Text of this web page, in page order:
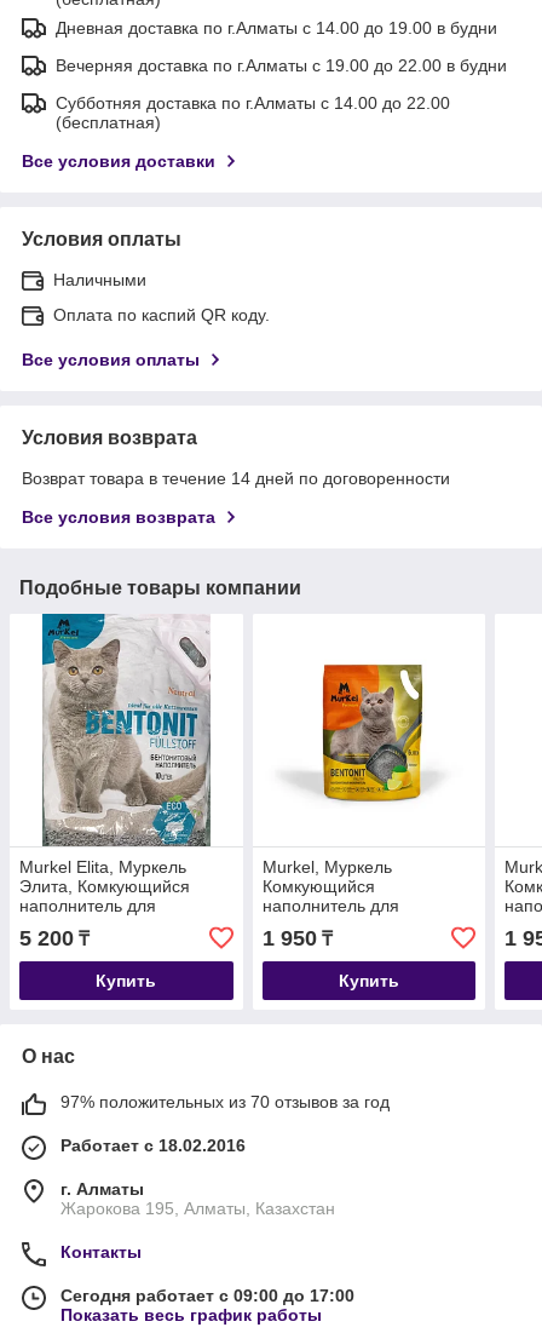
Дневная доставка по г.Алматы с 14.00 до 19.00 в будни
Вечерняя доставка по г.Алматы с 19.00 до 22.00 в будни
Субботняя доставка по г.Алматы с 14.00 до 22.00
(бесплатная)
Все условия доставки
Условия оплаты
Наличными
Оплата по каспий QR коду.
Все условия оплаты
Условия возврата
Возврат товара в течение 14 дней по договоренности
Все условия возврата
Подобные товары компании
Murkel Elita, Муркель
Элита, Комкующийся
наполнитель для
кошачьего туалета без
аромата, уп.10л (8 кг.)
5 200 ₸
Купить
Murkel, Муркель
Комкующийся
наполнитель для
кошачьего туалета с
ароматом лимона, уп. 5л
(4 кг.)
1 950₸
Купить
кг.)
1
О нас
97% положительных из 70 отзывов за год
Работает с 18.02.2016
г. Алматы
Жарокова 195, Алматы, Казахстан
Контакты
Сегодня работает с 09:00 до 17:00
Показать весь график работы